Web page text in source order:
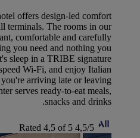
offers design-led comfort
terminals. The rooms in our
comfortable and carefully
you need and nothing you
sleep in a TRIBE signature
Wi-Fi, and enjoy Italian
arriving late or leaving
serves ready-to-eat meals,
snacks and drinks.
4,5/5
Rated 4,5 of 5